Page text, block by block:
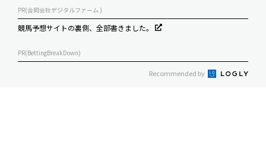
PR(合同会社デジタルファーム )
競馬予想サイトの裏側、全部書きました。
PR(BettingBreakDown)
Recommended by